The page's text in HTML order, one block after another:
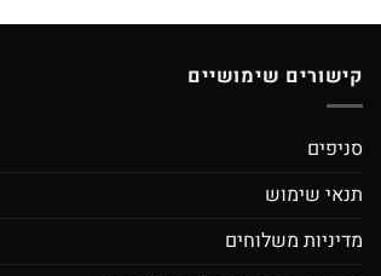
קישורים שימושיים
סניפים
תנאי שימוש
מדיניות משלוחים